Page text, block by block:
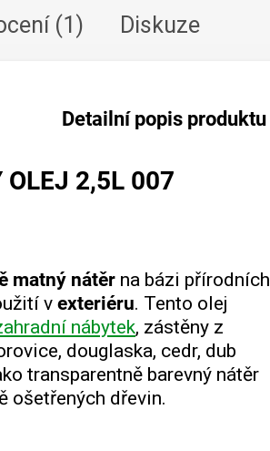
(1) Diskuze
Detailní popis produktu
OLEJ 2,5L 007
matný nátěr na bázi přírodních
v exteriéru. Tento olej
nábytek, zástěny z
douglaska, cedr, dub
transparentně barevný nátěr
ošetřených dřevin.